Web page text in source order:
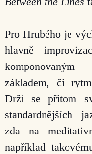
Pro Hrubého je
hlavně
základem, či
Drží se přitom
standardnějších
zda na
například